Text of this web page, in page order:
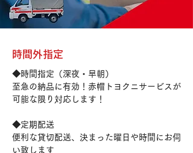
時間外指定
◆時間指定（深夜・早朝）
至急の納品に有効！赤帽トヨクニサービスが
可能な限り対応します！
◆定期配送
便利な貸切配送、決まった曜日や時間にお伺
い致します